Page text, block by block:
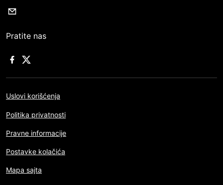
Pratite nas
Uslovi korišćenja
Politika privatnosti
Pravne informacije
Postavke kolačića
Mapa sajta